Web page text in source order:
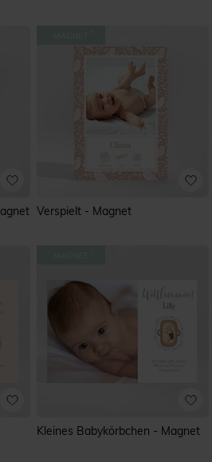
Verspielt - Magnet
Kleines Babykörbchen - Magnet